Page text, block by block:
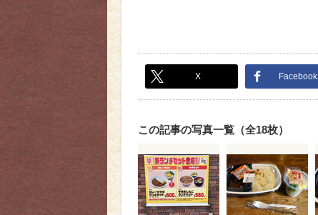
X Facebook
この記事の写真一覧（全18枚）